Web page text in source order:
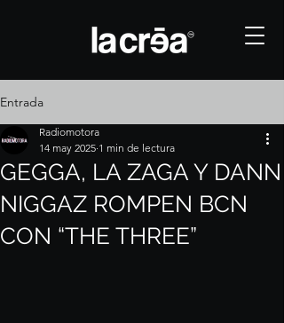
Entrada
GEGGA, LA ZAGA Y DANN
NIGGAZ ROMPEN BCN
CON “THE THREE”
Radiomotora
14 may 2025 1 min de lectura